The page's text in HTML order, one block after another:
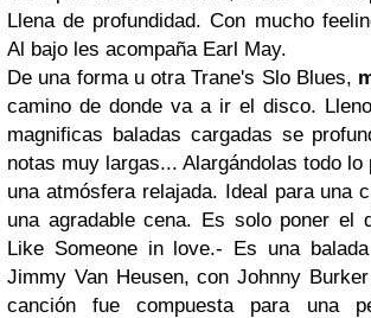
Llena de profundidad. Con mucho
Al bajo les acompaña Earl May.
De una forma u otra Trane's Slo Blues,
camino de donde va a ir el disco.
magnificas baladas cargadas se
notas muy largas... Alargándolas todo lo
una atmósfera relajada. Ideal para una
una agradable cena. Es solo poner el
Like Someone in love.- Es una
Jimmy Van Heusen, con Johnny
canción fue compuesta para una